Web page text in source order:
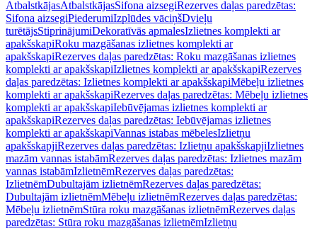
AtbalstkājasAtbalstkājasSifona aizsegiRezerves daļas paredzētas:
Sifona aizsegiPiederumiIzplūdes vāciņšDvieļu
turētājsStiprinājumiDekoratīvās apmalesIzlietnes komplekti ar
apakšskapiRoku mazgāšanas izlietnes komplekti ar
apakšskapiRezerves daļas paredzētas: Roku mazgāšanas izlietnes
komplekti ar apakšskapiIzlietnes komplekti ar apakšskapiRezerves
daļas paredzētas: Izlietnes komplekti ar apakšskapiMēbeļu izlietnes
komplekti ar apakšskapiRezerves daļas paredzētas: Mēbeļu izlietnes
komplekti ar apakšskapiIebūvējamas izlietnes komplekti ar
apakšskapiRezerves daļas paredzētas: Iebūvējamas izlietnes
komplekti ar apakšskapiVannas istabas mēbelesIzlietņu
apakšskapjiRezerves daļas paredzētas: Izlietņu apakšskapjiIzlietnes
mazām vannas istabāmRezerves daļas paredzētas: Izlietnes mazām
vannas istabāmIzlietnēmRezerves daļas paredzētas:
IzlietnēmDubultajām izlietnēmRezerves daļas paredzētas:
Dubultajām izlietnēmMēbeļu izlietnēmRezerves daļas paredzētas:
Mēbeļu izlietnēmStūra roku mazgāšanas izlietnēmRezerves daļas
paredzētas: Stūra roku mazgāšanas izlietnēmIzlietņu